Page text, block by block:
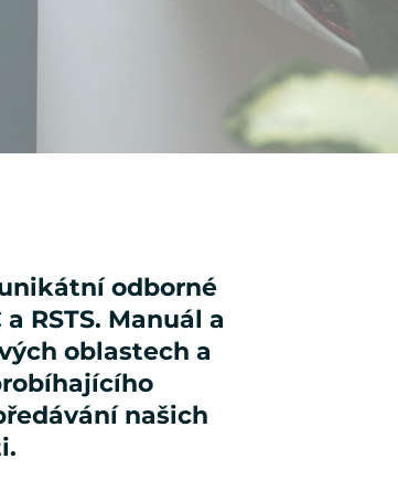
odborné
RSTS. Manuál a
oblastech a
našich